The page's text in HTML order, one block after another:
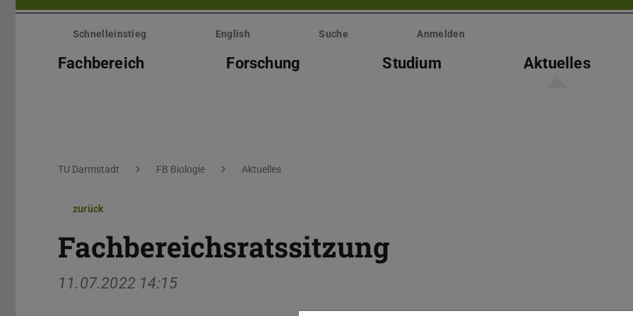
Menü
überspringenSchnelleinstieg English Suche Anmelden
Fachbereich Forschung Studium Aktuelles
Sie befinden sich hier:
TU Darmstadt FB Biologie Aktuelles
zurück
Fachbereichsratssitzung
11.07.2022 14:15